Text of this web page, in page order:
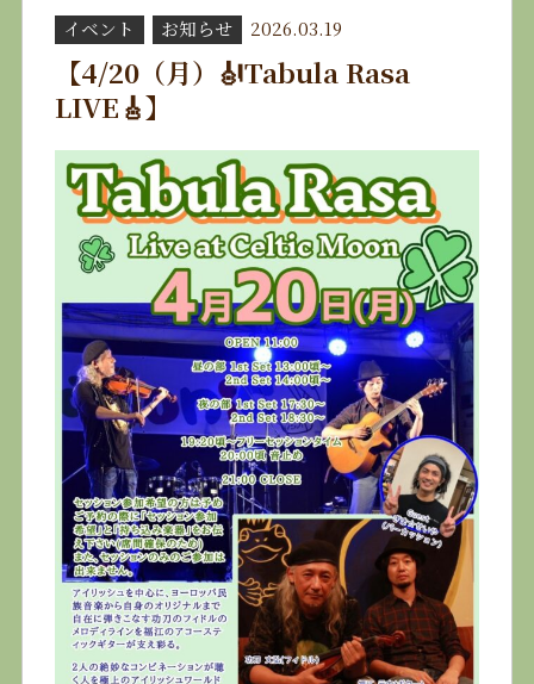
イベント お知らせ 2026.03.19
【4/20（月）🎻Tabula Rasa
LIVE🎸】